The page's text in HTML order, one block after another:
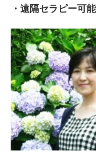
・遠隔セラピー可能